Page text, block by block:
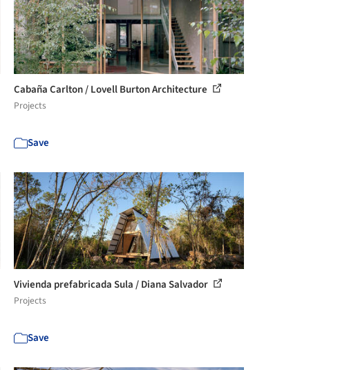
Cabaña Carlton / Lovell Burton Architecture
Projects
Save
Vivienda prefabricada Sula / Diana Salvador
Projects
Save